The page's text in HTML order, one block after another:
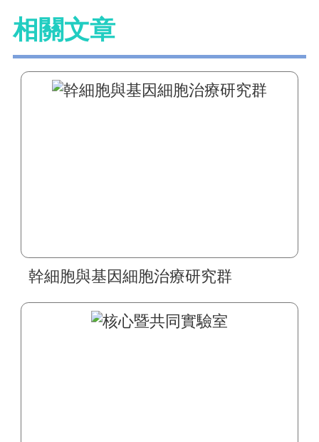
相關文章
幹細胞與基因細胞治療研究群